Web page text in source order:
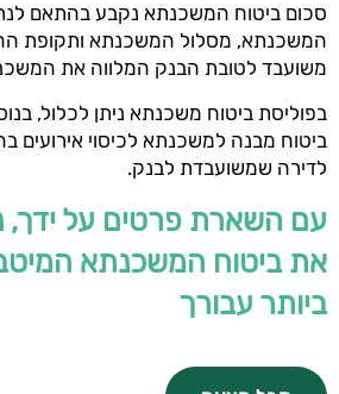
סכום ביטוח המשכנתא נקבע בהתאם
המשכנתא, מסלול המשכנתא ותקופת
משועבד לטובת הבנק המלווה את
בפוליסת ביטוח משכנתא ניתן לכלול,
ביטוח מבנה למשכנתא לכיסוי אירועים
לדירה שמשועבדת לבנק.
עם השארת פרטים על ידך,
את ביטוח המשכנתא
ביותר עבורך